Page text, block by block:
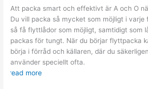
Att packa smart och effektivt är A och O
Du vill packa så mycket som möjligt i
så få flyttlådor som möjligt, samtidigt som
packas för tungt. När du börjar flyttpacka
börja i förråd och källaren, där du
använder speciellt ofta.
read more